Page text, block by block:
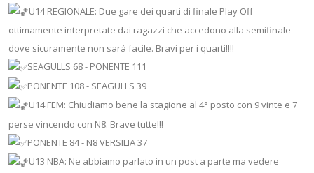
U14 REGIONALE: Due gare dei quarti di finale Play Off
ottimamente interpretate dai ragazzi che accedono alla semifinale
dove sicuramente non sarà facile. Bravi per i quarti!!!!
SEAGULLS 68 - PONENTE 111
PONENTE 108 - SEAGULLS 39
U14 FEM: Chiudiamo bene la stagione al 4° posto con 9 vinte e 7
perse vincendo con N8. Brave tutte!!!
PONENTE 84 - N8 VERSILIA 37
U13 NBA: Ne abbiamo parlato in un post a parte ma vedere